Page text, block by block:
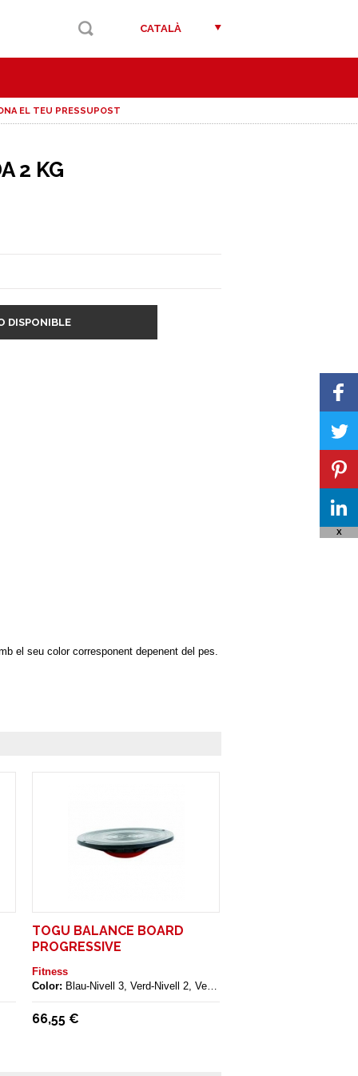
CATALÀ
EL TEU PRESSUPOST
2 KG
DISPONIBLE
el seu color corresponent depenent del pes.
TOGU BALANCE BOARD
PROGRESSIVE
Fitness
Color: Blau-Nivell 3, Verd-Nivell 2, Vermell-Nivell 1
66,55 €
X